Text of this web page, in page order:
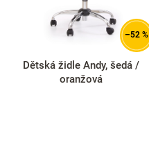
–52 %
Dětská židle Andy, šedá /
oranžová